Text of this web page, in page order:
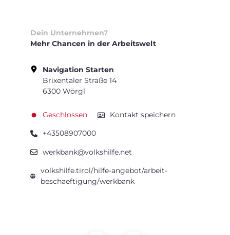
Dein Unternehmen?
Mehr Chancen in der Arbeitswelt
Navigation Starten
Brixentaler Straße 14
6300 Wörgl
Geschlossen Kontakt speichern
+43508907000
werkbank@volkshilfe.net
volkshilfe.tirol/hilfe-angebot/arbeit-
beschaeftigung/werkbank